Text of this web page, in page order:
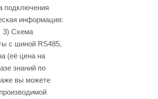
информация:
3) Схема
с шиной RS485,
(её цена на
знаний по
вы можете